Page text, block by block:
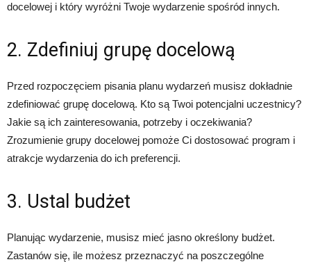
docelowej i który wyróżni Twoje wydarzenie spośród innych.
2. Zdefiniuj grupę docelową
Przed rozpoczęciem pisania planu wydarzeń musisz dokładnie
zdefiniować grupę docelową. Kto są Twoi potencjalni uczestnicy?
Jakie są ich zainteresowania, potrzeby i oczekiwania?
Zrozumienie grupy docelowej pomoże Ci dostosować program i
atrakcje wydarzenia do ich preferencji.
3. Ustal budżet
Planując wydarzenie, musisz mieć jasno określony budżet.
Zastanów się, ile możesz przeznaczyć na poszczególne